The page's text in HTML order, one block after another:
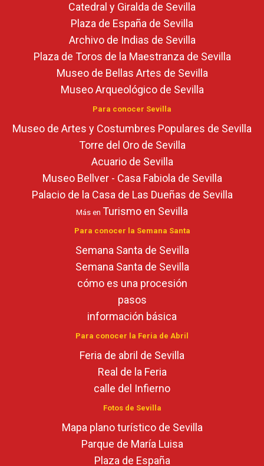
Catedral y Giralda de Sevilla
Plaza de España de Sevilla
Archivo de Indias de Sevilla
Plaza de Toros de la Maestranza de Sevilla
Museo de Bellas Artes de Sevilla
Museo Arqueológico de Sevilla
Para conocer Sevilla
Museo de Artes y Costumbres Populares de Sevilla
Torre del Oro de Sevilla
Acuario de Sevilla
Museo Bellver - Casa Fabiola de Sevilla
Palacio de la Casa de Las Dueñas de Sevilla
Más en Turismo en Sevilla
Para conocer la Semana Santa
Semana Santa de Sevilla
Semana Santa de Sevilla
cómo es una procesión
pasos
información básica
Para conocer la Feria de Abril
Feria de abril de Sevilla
Real de la Feria
calle del Infierno
Fotos de Sevilla
Mapa plano turístico de Sevilla
Parque de María Luisa
Plaza de España